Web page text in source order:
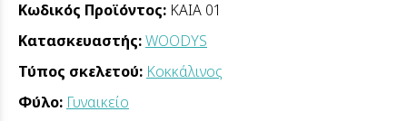
Κωδικός Προϊόντος: KAIA 01
Κατασκευαστής:WOODYS
Τύπος σκελετού: Κοκκάλινος
Φύλο: Γυναικείο